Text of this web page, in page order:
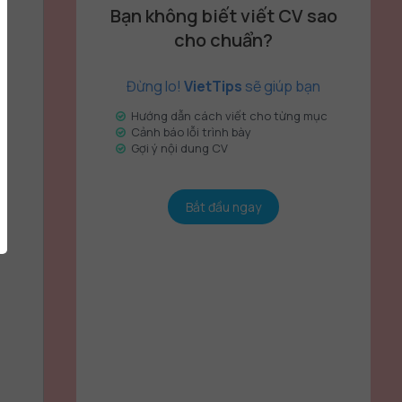
Bạn không biết viết CV sao
cho chuẩn?
Đừng lo! VietTips sẽ giúp bạn
Hướng dẫn cách viết cho từng mục
Cảnh báo lỗi trình bày
Gợi ý nội dung CV
Bắt đầu ngay